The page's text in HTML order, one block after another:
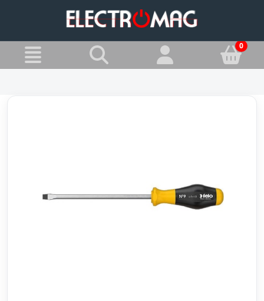
Wkrętaki - Śrubokręty